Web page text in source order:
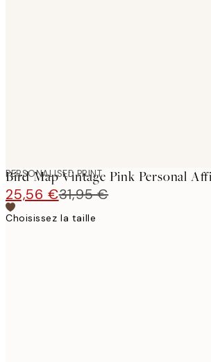
PERSONALISED PRINT
Bird Map Vintage Pink Personal
25,56 €31,95 €
Choisissez la taille